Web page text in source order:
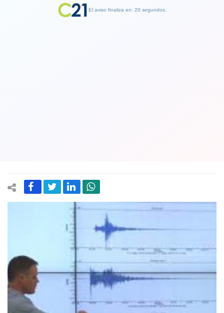
El aviso finaliza en: 19 segundos.